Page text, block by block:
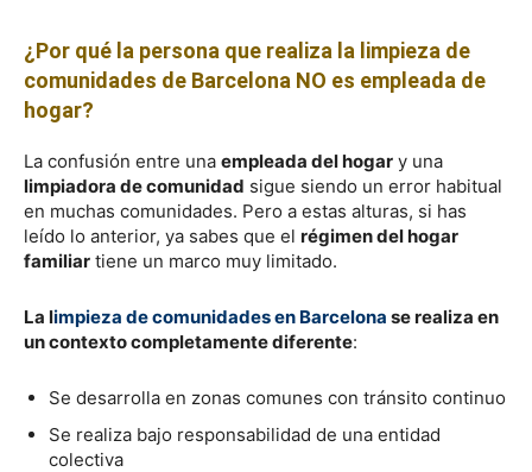
¿Por qué la persona que realiza la limpieza de
comunidades de Barcelona NO es empleada de
hogar?
La confusión entre una empleada del hogar y una
limpiadora de comunidad sigue siendo un error habitual
en muchas comunidades. Pero a estas alturas, si has
leído lo anterior, ya sabes que el régimen del hogar
familiar tiene un marco muy limitado.
La limpieza de comunidades en Barcelona se realiza en
un contexto completamente diferente:
Se desarrolla en zonas comunes con tránsito continuo
Se realiza bajo responsabilidad de una entidad
colectiva